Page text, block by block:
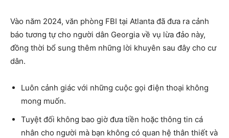
Vào năm 2024, văn phòng FBI tại Atlanta đã đưa ra cảnh
báo tương tự cho người dân Georgia về vụ lừa đảo này,
đồng thời bổ sung thêm những lời khuyên sau đây cho cư
dân.
Luôn cảnh giác với những cuộc gọi điện thoại không
mong muốn.
Tuyệt đối không bao giờ đưa tiền hoặc thông tin cá
nhân cho người mà bạn không có quan hệ thân thiết và